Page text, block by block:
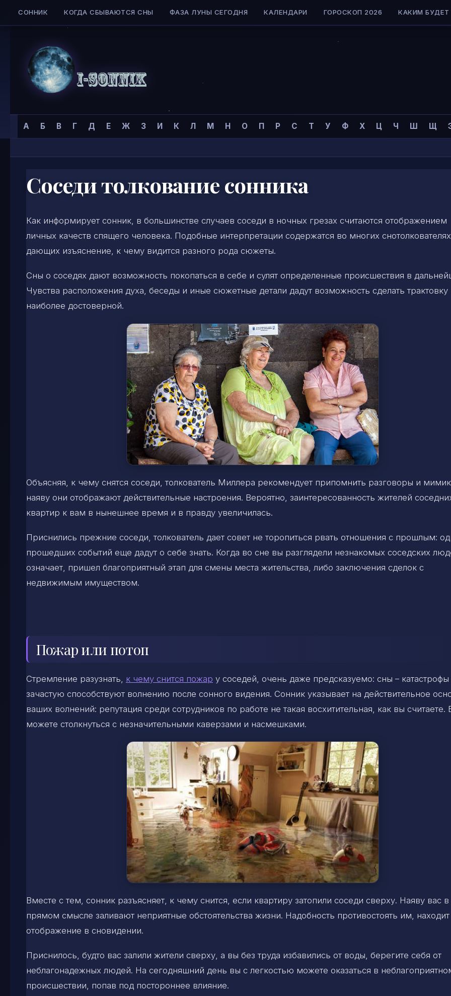
Skip to content
СОННИК КОГДА СБЫВАЮТСЯ СНЫ ФАЗА ЛУНЫ СЕГОДНЯ КАЛЕНДАРИ ГОРОСКОП 2026 КАКИМ БУДЕТ
Сонник
I-
А Б В Г Д Е Ж З И К Л М Н О П Р С Т У Ф Х Ц Ч Ш Щ
Главная страница »Сонник »С»
Соседи толкование сонника
Как информирует сонник, в большинстве случаев соседи в ночных грезах считаются отображением
личных качеств спящего человека. Подобные интерпретации содержатся во многих
дающих изъяснение, к чему видится разного рода сюжеты.
Сны о соседях дают возможность покопаться в себе и сулят определенные происшествия в
Чувства расположения духа, беседы и иные сюжетные детали дадут возможность сделать трактовку
наиболее достоверной.
Объясняя, к чему снятся соседи, толкователь Миллера рекомендует припомнить разговоры и
наяву они отображают действительные настроения. Вероятно, заинтересованность жителей
квартир к вам в нынешнее время и в правду увеличилась.
Приснились прежние соседи, толкователь дает совет не торопиться рвать отношения с прошлым:
прошедших событий еще дадут о себе знать. Когда во сне вы разглядели незнакомых соседских
означает, пришел благоприятный этап для смены места жительства, либо заключения сделок с
недвижимым имуществом.
Пожар или потоп
Стремление разузнать, к чему снится пожар у соседей, очень даже предсказуемо: сны – катастрофы
зачастую способствуют волнению после сонного видения. Сонник указывает на действительное
ваших волнений: репутация среди сотрудников по работе не такая восхитительная, как вы считаете.
можете столкнуться с незначительными каверзами и насмешками.
Вместе с тем, сонник разъясняет, к чему снится, если квартиру затопили соседи сверху. Наяву вас в
прямом смысле заливают неприятные обстоятельства жизни. Надобность противостоять им, находит
отображение в сновидении.
Приснилось, будто вас залили жители сверху, а вы без труда избавились от воды, берегите себя от
неблагонадежных людей. На сегодняшний день вы с легкостью можете оказаться в
происшествии, попав под постороннее влияние.